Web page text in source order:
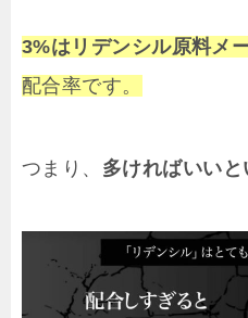
3%はリデンシル原料メ
配合率です。
つまり、 多ければいい